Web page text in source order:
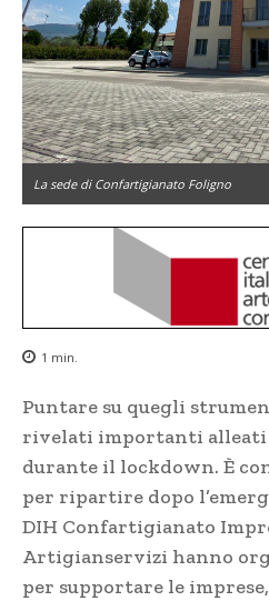
La sede di Confartigianato Foligno
1 min.
Puntare su quegli
rivelati importanti alleati
durante il lockdown. È
per ripartire dopo
DIH Confartigianato
Artigianservizi hanno
per supportare le